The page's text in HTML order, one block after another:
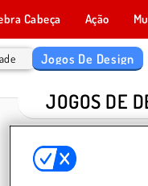
Cabeça Ação
Jogos De Design
JOGOS DE